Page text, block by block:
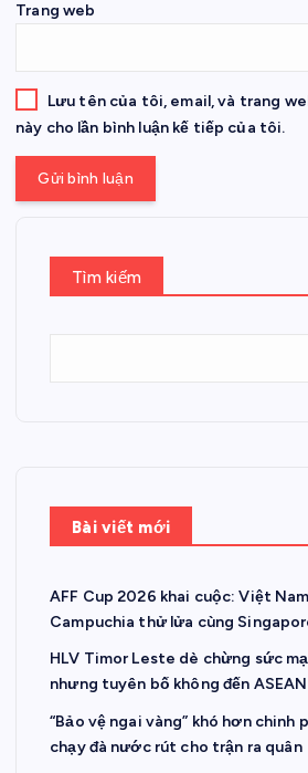
Trang web
Lưu tên của tôi, email, và trang
này cho lần bình luận kế tiếp của tôi.
Tìm kiếm
Bài viết mới
AFF Cup 2026 khai cuộc: Việt
Campuchia thử lửa cùng
HLV Timor Leste dè chừng sức
nhưng tuyên bố không đến
“Bảo vệ ngai vàng” khó hơn
chạy đà nước rút cho trận ra quân